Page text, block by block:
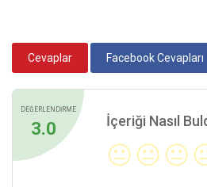
Cevaplar Facebook Cevapları
DEĞERLENDİRME
3.0 İçeriği Nasıl
😐😐😐